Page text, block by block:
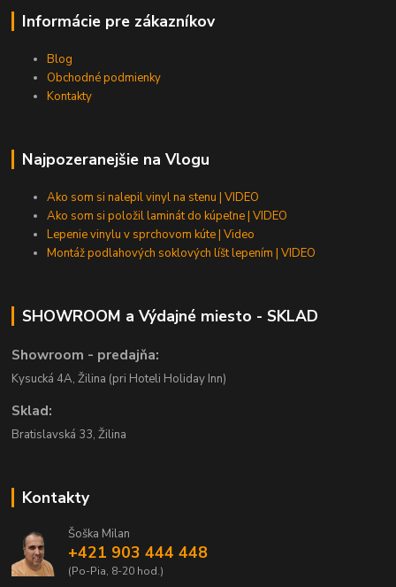
Informácie pre zákazníkov
Blog
Obchodné podmienky
Kontakty
Najpozeranejšie na Vlogu
Ako som si nalepil vinyl na stenu | VIDEO
Ako som si položil laminát do kúpeľne | VIDEO
Lepenie vinylu v sprchovom kúte | Video
Montáž podlahových soklových líšt lepením | VIDEO
SHOWROOM a Výdajné miesto - SKLAD
Showroom - predajňa:
Kysucká 4A, Žilina (pri Hoteli Holiday Inn)
Sklad:
Bratislavská 33, Žilina
Kontakty
Šoška Milan
+421 903 444 448
(Po-Pia, 8-20 hod.)